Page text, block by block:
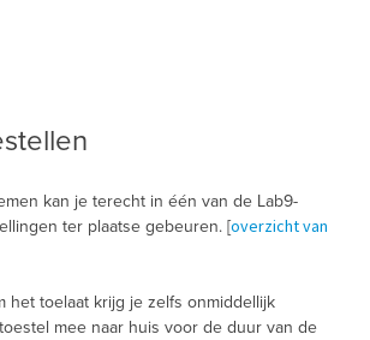
kan je terecht in één van de Lab9-
ter plaatse gebeuren. [overzicht van
het toelaat krijg je zelfs onmiddellijk
mee naar huis voor de duur van de